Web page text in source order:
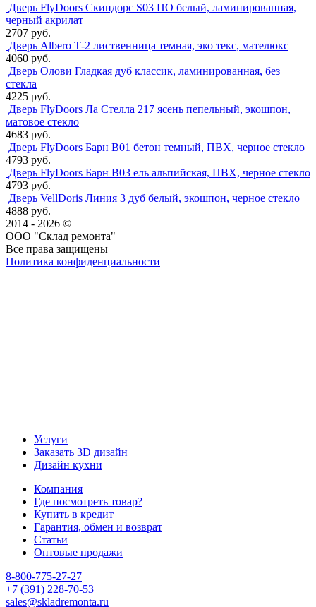
Дверь FlyDoors Скиндорс S03 ПО белый, ламинированная,
черный акрилат
2707 руб.
Дверь Albero Т-2 лиственница темная, эко текс, мателюкс
4060 руб.
Дверь Олови Гладкая дуб классик, ламинированная, без
стекла
4225 руб.
Дверь FlyDoors Ла Стелла 217 ясень пепельный, экошпон,
матовое стекло
4683 руб.
Дверь FlyDoors Барн B01 бетон темный, ПВХ, черное стекло
4793 руб.
Дверь FlyDoors Барн B03 ель альпийская, ПВХ, черное стекло
4793 руб.
Дверь VellDoris Линия 3 дуб белый, экошпон, черное стекло
4888 руб.
2014 - 2026 ©
ООО "Склад ремонта"
Все права защищены
Политика конфиденциальности
Услуги
Заказать 3D дизайн
Дизайн кухни
Компания
Где посмотреть товар?
Купить в кредит
Гарантия, обмен и возврат
Статьи
Оптовые продажи
8-800-775-27-27
+7 (391) 228-70-53
sales@skladremonta.ru